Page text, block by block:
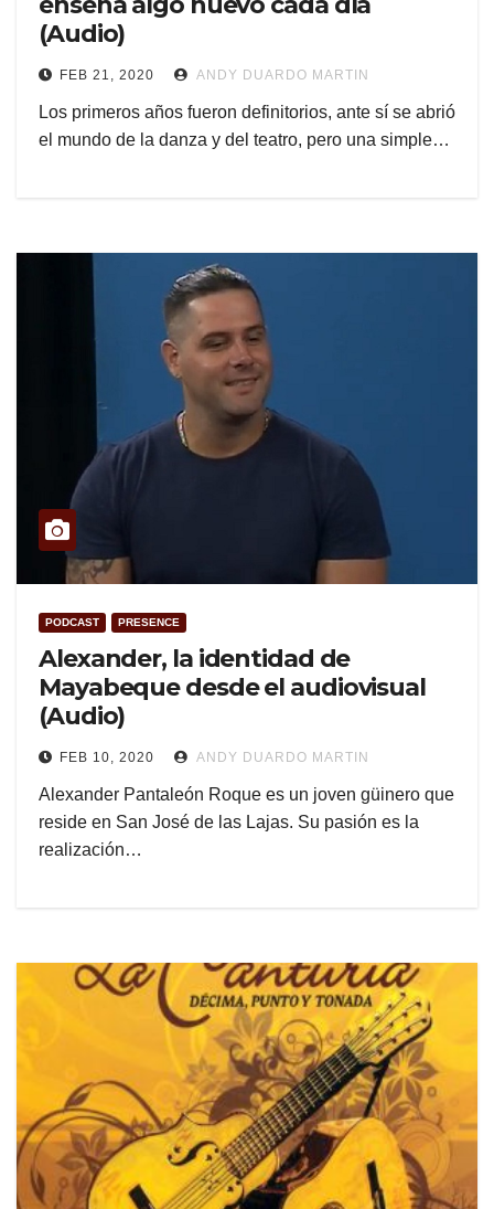
(Audio)
FEB 21, 2020 ANDY DUARDO MARTIN
Los primeros años fueron definitorios, ante sí se abrió
el mundo de la danza y del teatro, pero una simple…
PODCAST PRESENCE
Alexander, la identidad de
Mayabeque desde el audiovisual
(Audio)
FEB 10, 2020 ANDY DUARDO MARTIN
Alexander Pantaleón Roque es un joven güinero que
reside en San José de las Lajas. Su pasión es la
realización…